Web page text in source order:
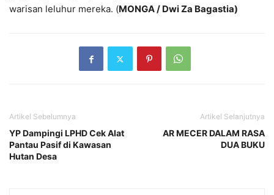
warisan leluhur mereka. (MONGA / Dwi Za Bagastia)
Artikel Sebelumnya
YP Dampingi LPHD Cek Alat
Pantau Pasif di Kawasan
Hutan Desa
Artikel Selanjutnya
AR MECER DALAM RASA
DUA BUKU